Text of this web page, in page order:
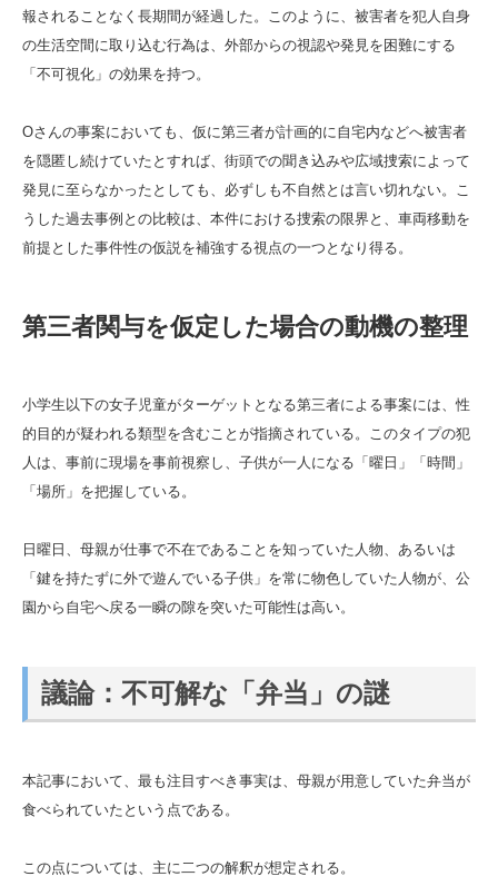
報されることなく長期間が経過した。このように、被害者を犯人自身
の生活空間に取り込む行為は、外部からの視認や発見を困難にする
「不可視化」の効果を持つ。
Oさんの事案においても、仮に第三者が計画的に自宅内などへ被害者
を隠匿し続けていたとすれば、街頭での聞き込みや広域捜索によって
発見に至らなかったとしても、必ずしも不自然とは言い切れない。こ
うした過去事例との比較は、本件における捜索の限界と、車両移動を
前提とした事件性の仮説を補強する視点の一つとなり得る。
第三者関与を仮定した場合の動機の整理
小学生以下の女子児童がターゲットとなる第三者による事案には、性
的目的が疑われる類型を含むことが指摘されている。このタイプの犯
人は、事前に現場を事前視察し、子供が一人になる「曜日」「時間」
「場所」を把握している。
日曜日、母親が仕事で不在であることを知っていた人物、あるいは
「鍵を持たずに外で遊んでいる子供」を常に物色していた人物が、公
園から自宅へ戻る一瞬の隙を突いた可能性は高い。
議論：不可解な「弁当」の謎
本記事において、最も注目すべき事実は、母親が用意していた弁当が
食べられていたという点である。
この点については、主に二つの解釈が想定される。